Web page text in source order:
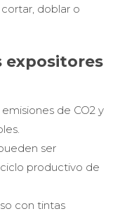
doblar o
expositores
de CO2 y
ser
productivo de
con tintas